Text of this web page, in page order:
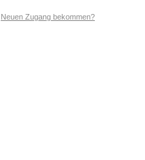
Neuen Zugang bekommen?